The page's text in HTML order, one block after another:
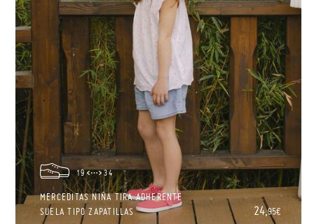
19 34
MERCEDITAS NIÑA TIRA ADHERENTE
SUELA TIPO ZAPATILLAS
24,95€